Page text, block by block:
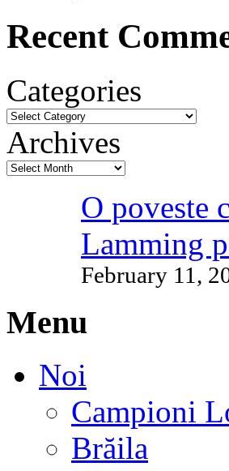
Recent
Categories
Archives
O poveste
Lamming
February 11,
Menu
Noi
Campioni
Brăila